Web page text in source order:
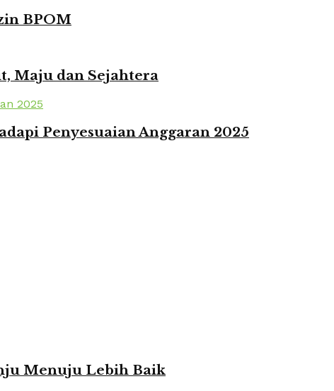
BPOM
Maju dan Sejahtera
Penyesuaian Anggaran 2025
Menuju Lebih Baik